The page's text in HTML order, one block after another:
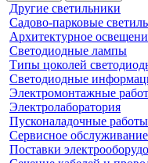
Другие светильники
Садово-парковые
Архитектурное
Светодиодные лампы
Типы цоколей
Светодиодные
Электромонтажные
Электролаборатория
Пусконаладочные работы
Сервисное обслуживание
Поставки